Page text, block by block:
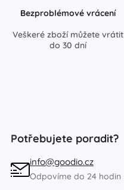
Bezproblémové vrácení
Veškeré zboží můžete vrátit
do 30 dní
Potřebujete poradit?
info@goodio.cz
Odpovíme do 24 hodin